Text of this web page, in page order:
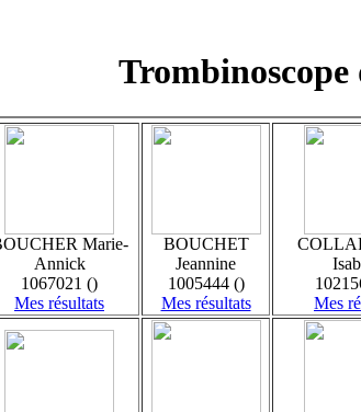
Marie-
Annick
1067021 ()
Mes résultats
BOUCHET
Jeannine
1005444 ()
Mes résultats
Mes